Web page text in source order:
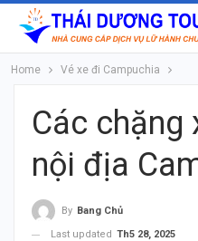
Home Vé xe đi Campuchia
Các chặng
nội địa
By Bang Chủ
Last updated Th5 28, 2025